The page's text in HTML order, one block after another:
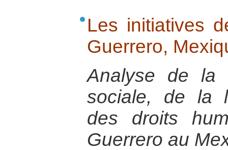
Les initiatives
Guerrero,
Analyse de la
sociale, de la
des droits
Guerrero au